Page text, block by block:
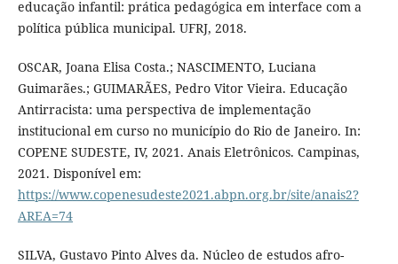
educação infantil: prática pedagógica em interface com a
política pública municipal. UFRJ, 2018.
OSCAR, Joana Elisa Costa.; NASCIMENTO, Luciana
Guimarães.; GUIMARÃES, Pedro Vitor Vieira. Educação
Antirracista: uma perspectiva de implementação
institucional em curso no município do Rio de Janeiro. In:
COPENE SUDESTE, IV, 2021. Anais Eletrônicos. Campinas,
2021. Disponível em:
https://www.copenesudeste2021.abpn.org.br/site/anais2?
AREA=74
SILVA, Gustavo Pinto Alves da. Núcleo de estudos afro-